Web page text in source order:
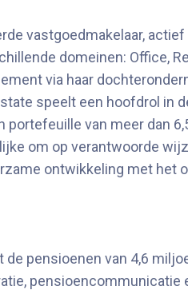
vastgoedmakelaar, actief
domeinen: Office,
via haar
speelt een hoofdrol in
van meer dan
om op verantwoorde
ontwikkeling met het
pensioenen van 4,6